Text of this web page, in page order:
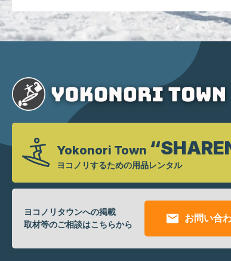
Yokonori Town
ヨコノリするための用品レンタル
ヨコノリタウンへの掲載
取材等のご相談はこちらから
お問い合